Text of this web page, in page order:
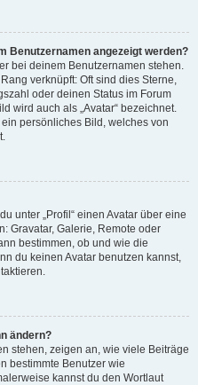
Benutzernamen angezeigt werden?
bei deinem Benutzernamen stehen.
verknüpft: Oft sind dies Sterne,
oder deinen Status im Forum
wird auch als „Avatar“ bezeichnet.
persönliches Bild, welches von
unter „Profil“ einen Avatar über eine
Gravatar, Galerie, Remote oder
bestimmen, ob und wie die
du keinen Avatar benutzen kannst,
ändern?
stehen, zeigen an, wie viele Beiträge
bestimmte Benutzer wie
kannst du den Wortlaut